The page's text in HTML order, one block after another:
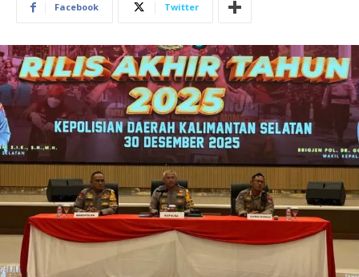
Facebook Twitter